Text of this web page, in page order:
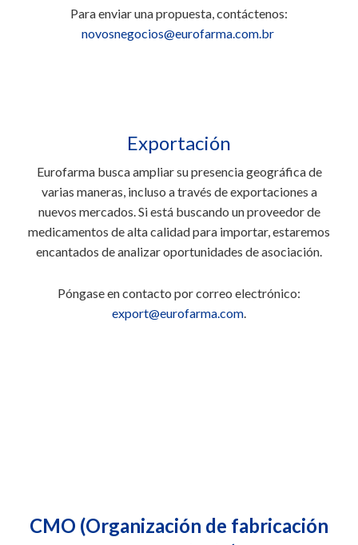
Para enviar una propuesta, contáctenos:
novosnegocios@eurofarma.com.br
Exportación
Eurofarma busca ampliar su presencia geográfica de
varias maneras, incluso a través de exportaciones a
nuevos mercados. Si está buscando un proveedor de
medicamentos de alta calidad para importar, estaremos
encantados de analizar oportunidades de asociación.
Póngase en contacto por correo electrónico:
export@eurofarma.com.
CMO (Organización de fabricación